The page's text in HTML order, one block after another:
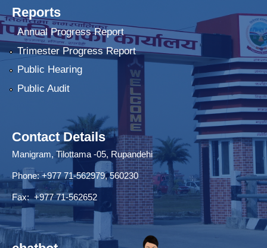
Reports
Annual Progress Report
Trimester Progress Report
Public Hearing
Public Audit
Contact Details
Manigram, Tilottama -05, Rupandehi
Phone: +977 71-562979, 560230
Fax: +977 71-562652